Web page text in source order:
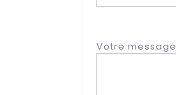
Votre message